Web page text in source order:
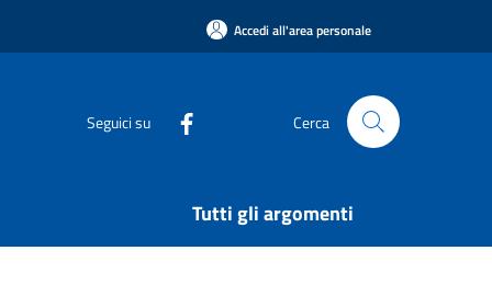
Accedi all'area personale
Seguici su Cerca
Tutti gli argomenti